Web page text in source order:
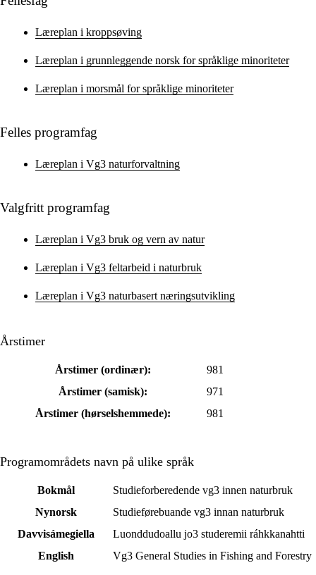
Læreplan i kroppsøving
Læreplan i grunnleggende norsk for språklige minoriteter
Læreplan i morsmål for språklige minoriteter
Felles programfag
Læreplan i Vg3 naturforvaltning
Valgfritt programfag
Læreplan i Vg3 bruk og vern av natur
Læreplan i Vg3 feltarbeid i naturbruk
Læreplan i Vg3 naturbasert næringsutvikling
Årstimer
Årstimer (ordinær):
981
Årstimer (samisk):
971
Årstimer (hørselshemmede):
981
Programområdets navn på ulike språk
Bokmål
Studieforberedende vg3 innen naturbruk
Nynorsk
Studieførebuande vg3 innan naturbruk
Davvisámegiella
Luonddudoallu jo3 studeremii ráhkkanahtti
English
Vg3 General Studies in Fishing and Forestry